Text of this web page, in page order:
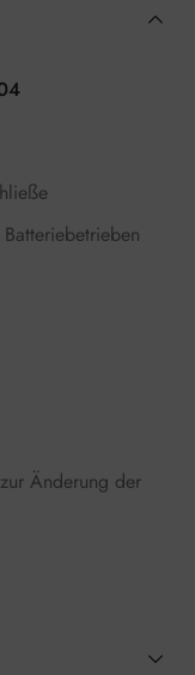
Änderung der